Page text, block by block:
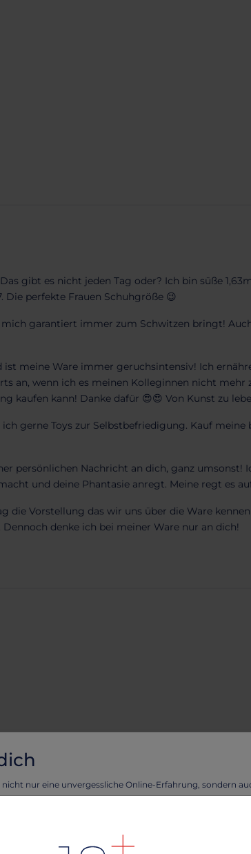
gibt es nicht jeden Tag oder? Ich bin süße
Die perfekte Frauen Schuhgröße 😉
garantiert immer zum Schwitzen bringt!
meine Ware immer geruchsintensiv! Ich
an, wenn ich es meinen Kolleginnen nicht
kaufen kann! Danke dafür 😍😍 Von Kunst zu
gerne Toys zur Selbstbefriedigung. Kauf meine
persönlichen Nachricht an dich, ganz
und deine Phantasie anregt. Meine regt es
die Vorstellung das wir uns über die Ware
Dennoch denke ich bei meiner Ware nur an dich!
nur eine unvergessliche Online-Erfahrung, sondern
und erlebe das Beste aus beiden Welten - eine